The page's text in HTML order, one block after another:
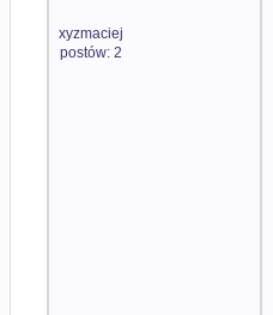
xyzmaciej
postów: 2